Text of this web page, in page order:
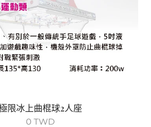
限冰上曲棍球2人座
0 TWD